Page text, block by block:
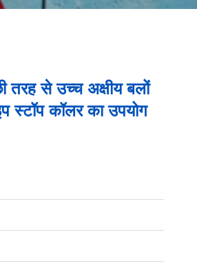
से उच्च अक्षीय बलों
स्टॉप कॉलर का उपयोग